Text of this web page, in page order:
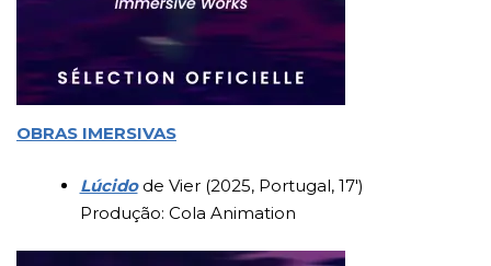
OBRAS IMERSIVAS
Lúcidode Vier (2025, Portugal, 17′)
Produção: Cola Animation